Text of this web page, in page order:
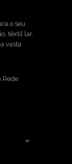
o seu
têxtil lar,
vasta
Rede
